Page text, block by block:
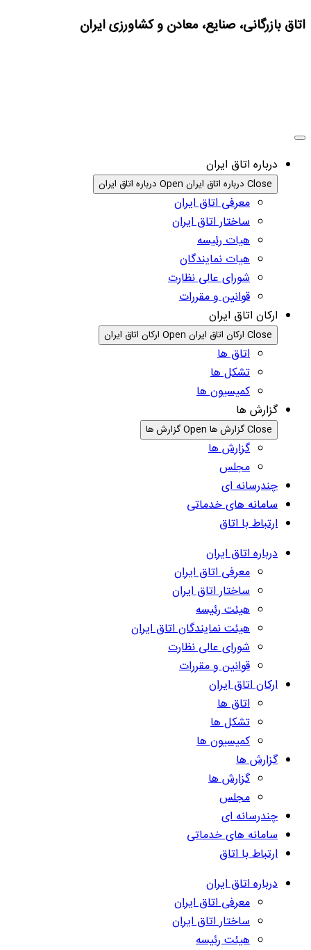
اتاق بازرگانی، صنایع، معادن و کشاورزی ایران
درباره اتاق ایران
Close درباره اتاق ایران Open درباره اتاق ایران
معرفی اتاق ایران
ساختار اتاق ایران
هیات رئیسه
هیات نمایندگان
شورای عالی نظارت
قوانین و مقررات
ارکان اتاق ایران
Close ارکان اتاق ایران Open ارکان اتاق ایران
اتاق ها
تشکل ها
کمیسیون ها
گزارش ها
Close گزارش ها Open گزارش ها
گزارش ها
مجلس
چندرسانه ای
سامانه های خدماتی
ارتباط با اتاق
درباره اتاق ایران
معرفی اتاق ایران
ساختار اتاق ایران
هیئت رئیسه
هیئت نمایندگان اتاق ایران
شورای عالی نظارت
قوانین و مقررات
ارکان اتاق ایران
اتاق ها
تشکل ها
کمیسیون ها
گزارش ها
گزارش ها
مجلس
چندرسانه ای
سامانه های خدماتی
ارتباط با اتاق
درباره اتاق ایران
معرفی اتاق ایران
ساختار اتاق ایران
هیئت رئیسه